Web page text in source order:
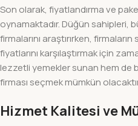
Son olarak, fiyatlandırma ve
oynamaktadır. Düğün sahipleri,
firmalarını araştırırken,
fiyatlarını karşılaştırmak için
lezzetli yemekler sunan hem
firması seçmek mümkün
Hizmet Kalitesi ve